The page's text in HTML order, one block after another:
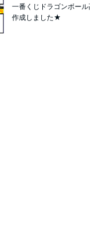
一番くじドラゴンボー
作成しました★